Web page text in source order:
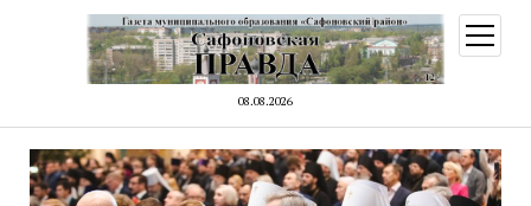
08.08.2026
меню